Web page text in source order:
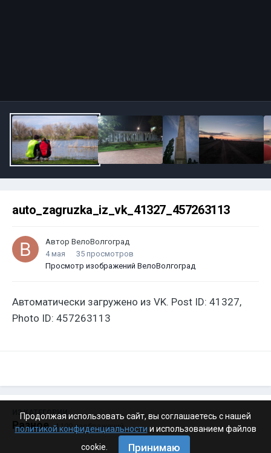
auto_zagruzka_iz_vk_41327_457263113
Автор ВелоВолгоград
4 мая
35 просмотров
Просмотр изображений ВелоВолгоград
Автоматически загружено из VK. Post ID: 41327,
Photo ID: 457263113
ИЗ КАТЕГОРИИ:
Разное · 4 199 изображений
Продолжая использовать сайт, вы соглашаетесь с нашей
политикой конфиденциальности и использованием файлов
cookie.
Принимаю